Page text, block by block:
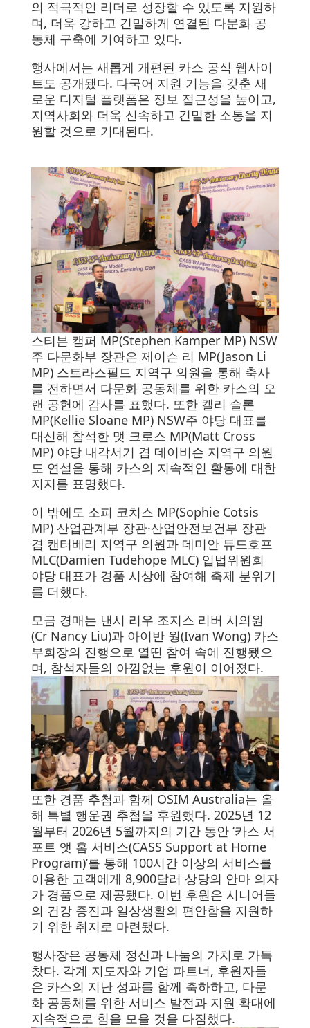
의 적극적인 리더로 성장할 수 있도록 지원하
며, 더욱 강하고 긴밀하게 연결된 다문화 공
동체 구축에 기여하고 있다.
행사에서는 새롭게 개편된 카스 공식 웹사이
트도 공개됐다. 다국어 지원 기능을 갖춘 새
로운 디지털 플랫폼은 정보 접근성을 높이고,
지역사회와 더욱 신속하고 긴밀한 소통을 지
원할 것으로 기대된다.
스티븐 캠퍼 MP(Stephen Kamper MP) NSW
주 다문화부 장관은 제이슨 리 MP(Jason Li
MP) 스트라스필드 지역구 의원을 통해 축사
를 전하면서 다문화 공동체를 위한 카스의 오
랜 공헌에 감사를 표했다. 또한 켈리 슬론
MP(Kellie Sloane MP) NSW주 야당 대표를
대신해 참석한 맷 크로스 MP(Matt Cross
MP) 야당 내각서기 겸 데이비슨 지역구 의원
도 연설을 통해 카스의 지속적인 활동에 대한
지지를 표명했다.
이 밖에도 소피 코치스 MP(Sophie Cotsis
MP) 산업관계부 장관·산업안전보건부 장관
겸 캔터베리 지역구 의원과 데미안 튜드호프
MLC(Damien Tudehope MLC) 입법위원회
야당 대표가 경품 시상에 참여해 축제 분위기
를 더했다.
모금 경매는 낸시 리우 조지스 리버 시의원
(Cr Nancy Liu)과 아이반 웡(Ivan Wong) 카스
부회장의 진행으로 열띤 참여 속에 진행됐으
며, 참석자들의 아낌없는 후원이 이어졌다.
또한 경품 추첨과 함께 OSIM Australia는 올
해 특별 행운권 추첨을 후원했다. 2025년 12
월부터 2026년 5월까지의 기간 동안 ‘카스 서
포트 앳 홈 서비스(CASS Support at Home
Program)’를 통해 100시간 이상의 서비스를
이용한 고객에게 8,900달러 상당의 안마 의자
가 경품으로 제공됐다. 이번 후원은 시니어들
의 건강 증진과 일상생활의 편안함을 지원하
기 위한 취지로 마련됐다.
행사장은 공동체 정신과 나눔의 가치로 가득
찼다. 각계 지도자와 기업 파트너, 후원자들
은 카스의 지난 성과를 함께 축하하고, 다문
화 공동체를 위한 서비스 발전과 지원 확대에
지속적으로 힘을 모을 것을 다짐했다.